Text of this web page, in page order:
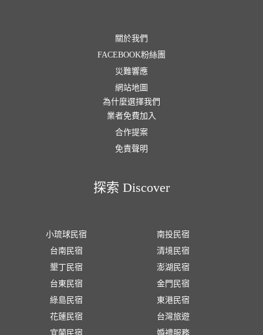
關於我們
FACEBOOK粉絲團
災難響應
網站地圖
為什麼選擇我們
業者免費加入
合作提案
免責聲明
探索 Discover
小琉球民宿
台南民宿
墾丁民宿
台東民宿
綠島民宿
花蓮民宿
宜蘭民宿
南投民宿
清境民宿
澎湖民宿
金門民宿
東港民宿
台灣旅遊
婚禮服務